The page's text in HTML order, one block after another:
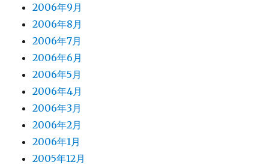
2006年9月
2006年8月
2006年7月
2006年6月
2006年5月
2006年4月
2006年3月
2006年2月
2006年1月
2005年12月